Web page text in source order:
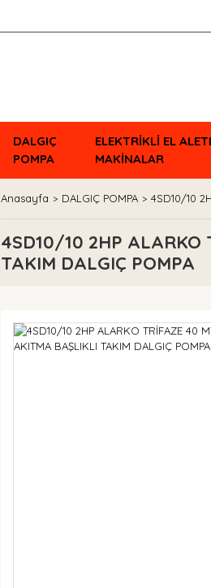
DALGIÇ
POMPA
ELEKTRİKLİ EL
MAKİNALAR
Anasayfa DALGIÇ POMPA 4SD10/10
4SD10/10 2HP ALARKO
TAKIM DALGIÇ POMPA